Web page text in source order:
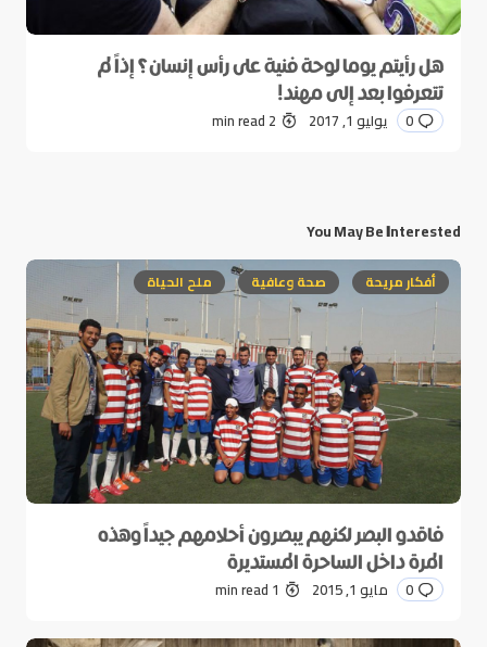
هل رأيتم يوما لوحة فنية على رأس إنسان؟ إذاً لم
تتعرفوا بعد إلى مهند!
0 يوليو 1, 2017 2 min read
You May Be Interested
أفكار مريحة صحة وعافية ملح الحياة
فاقدو البصر لكنهم يبصرون أحلامهم جيداً وهذه
المرة داخل الساحرة المستديرة
0 مايو 1, 2015 1 min read